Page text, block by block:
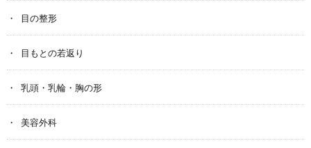
目の整形
目もとの若返り
乳頭・乳輪・胸の形
美容外科